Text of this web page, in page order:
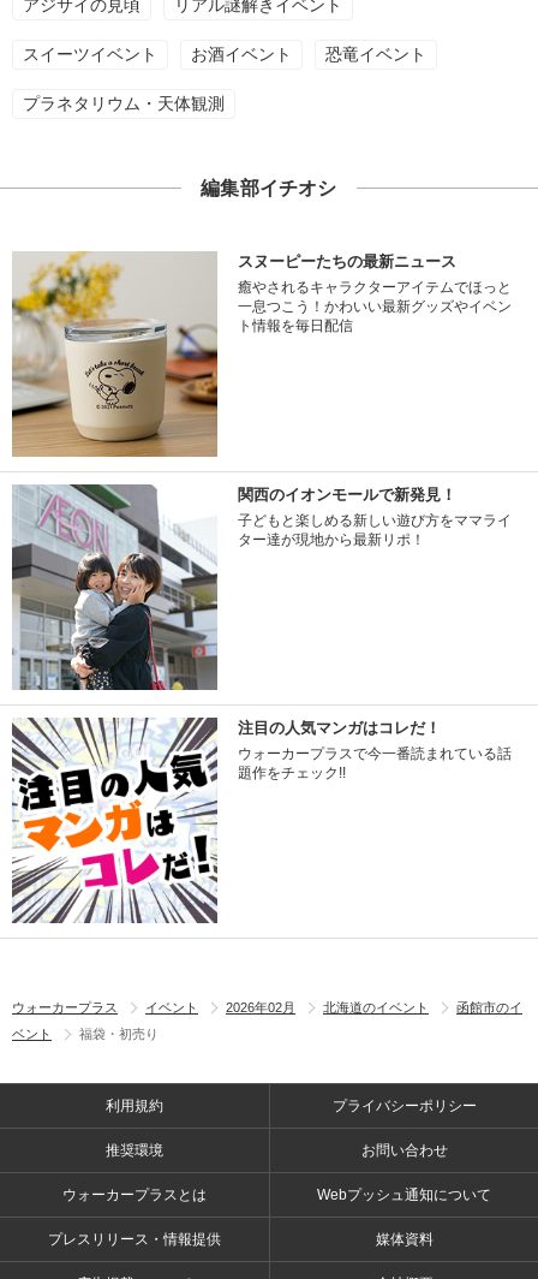
アジサイの見頃 リアル謎解きイベント
スイーツイベント お酒イベント 恐竜イベント
プラネタリウム・天体観測
編集部イチオシ
スヌーピーたちの最新ニュース
癒やされるキャラクターアイテムでほっと
一息つこう！かわいい最新グッズやイベン
ト情報を毎日配信
関西のイオンモールで新発見！
子どもと楽しめる新しい遊び方をママライ
ター達が現地から最新リポ！
注目の人気マンガはコレだ！
ウォーカープラスで今一番読まれている話
題作をチェック!!
ウォーカープラス イベント 2026年02月 北海道のイベント
函館市のイ
ベント
福袋・初売り
利用規約 プライバシーポリシー
推奨環境 お問い合わせ
ウォーカープラスとは Webプッシュ通知について
プレスリリース・情報提供 媒体資料